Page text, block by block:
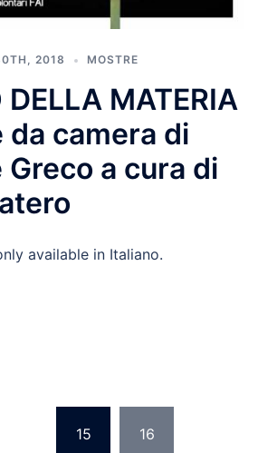
2018 MOSTRE
MATERIA
da camera di
Greco a cura di
available in Italiano.
15 16